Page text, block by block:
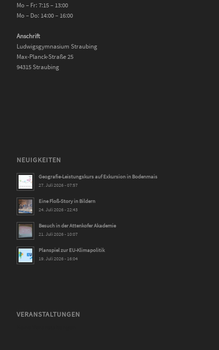
Mo – Fr: 7:15 – 13:00
Mo – Do: 14:00 – 16:00
Anschrift
Ludwigsgymnasium Straubing
Max-Planck-Straße 25
94315 Straubing
NEUIGKEITEN
Geografie-Leistungskurs auf Exkursion in Bodenmais
27. Juli 2026 - 07:57
Eine Floß-Story in Bildern
24. Juli 2026 - 22:43
Besuch in der Attenkofer Akademie
21. Juli 2026 - 10:07
Planspiel zur EU-Klimapolitik
19. Juli 2026 - 16:04
VERANSTALTUNGEN